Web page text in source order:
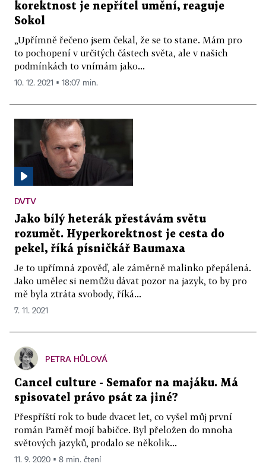
korektnost je nepřítel umění, reaguje
Sokol
„Upřímně řečeno jsem čekal, že se to stane. Mám pro
to pochopení v určitých částech světa, ale v našich
podmínkách to vnímám jako...
10. 12. 2021 ▪ 18:07 min.
DVTV
Jako bílý heterák přestávám světu
rozumět. Hyperkorektnost je cesta do
pekel, říká písničkář Baumaxa
Je to upřímná zpověď, ale záměrně malinko přepálená.
Jako umělec si nemůžu dávat pozor na jazyk, to by pro
mě byla ztráta svobody, říká...
7. 11. 2021
PETRA HŮLOVÁ
Cancel culture - Semafor na majáku. Má
spisovatel právo psát za jiné?
Přespříští rok to bude dvacet let, co vyšel můj první
román Paměť mojí babičce. Byl přeložen do mnoha
světových jazyků, prodalo se několik...
11. 9. 2020 ▪ 8 min. čtení